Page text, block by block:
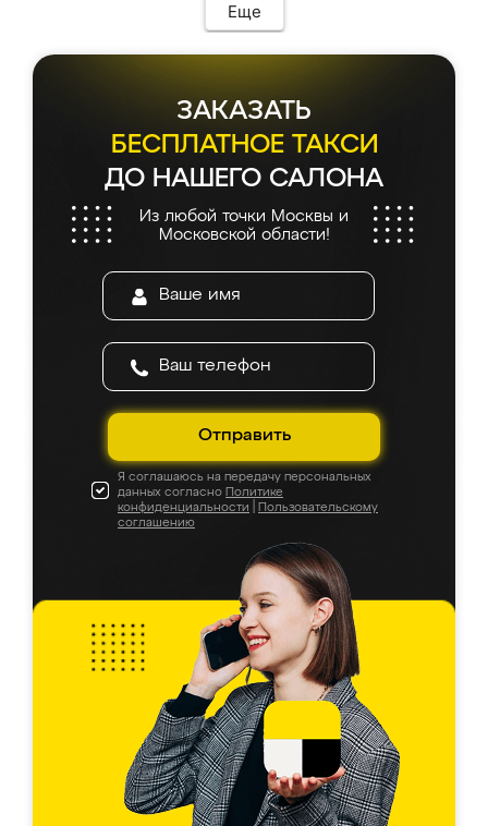
Еще
ЗАКАЗАТЬ
БЕСПЛАТНОЕ ТАКСИ
ДО НАШЕГО САЛОНА
Из любой точки Москвы и
Московской области!
Отправить
Я соглашаюсь на передачу персональных
данных согласно Политике
конфиденциальности
Пользовательскому
соглашению